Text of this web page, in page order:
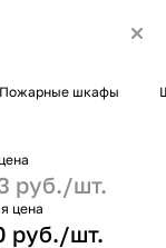
Пожарные шкафы
руб./шт.
цена
руб./шт.